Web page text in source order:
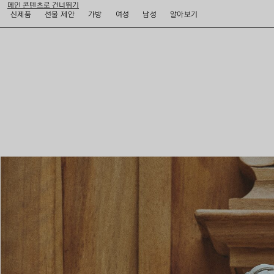
메인 콘텐츠로 건너뛰기
신제품
선물 제안 가방 여성 남성 알아보기